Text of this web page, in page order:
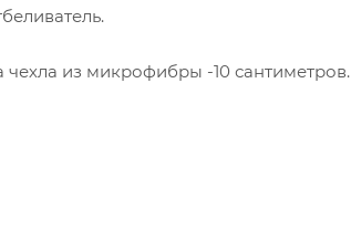
из микрофибры -10 сантиметров.